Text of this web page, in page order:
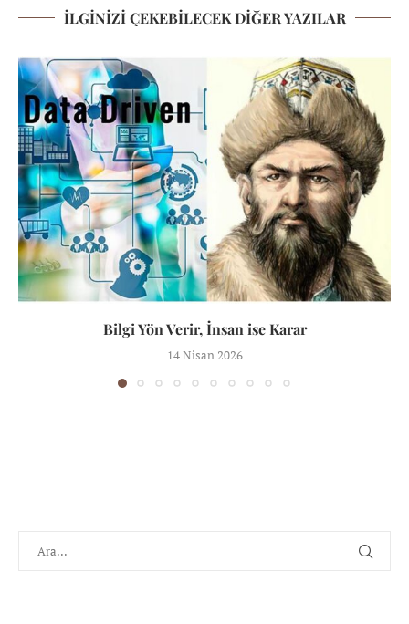
İLGINIZI ÇEKEBILECEK DIĞER YAZILAR
Bilgi Yön Verir, İnsan ise Karar
14 Nisan 2026